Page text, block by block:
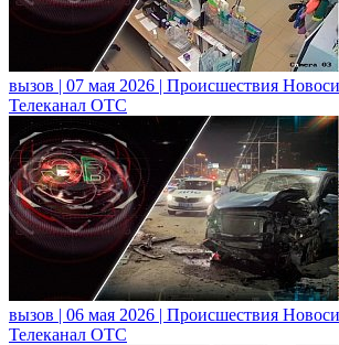
вызов | 07 мая 2026 | Происшествия
Телеканал ОТС
вызов | 06 мая 2026 | Происшествия
Телеканал ОТС